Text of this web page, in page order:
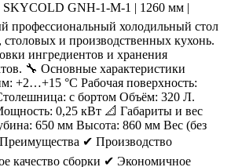
GNH-1-M-1 | 1260 мм |
профессиональный холодильный стол
столовых и производственных кухонь.
ингредиентов и хранения
🔧 Основные характеристики
+2…+15 °C Рабочая поверхность:
c бортом Объём: 320 Л.
0,25 кВт 📐 Габариты и вес
650 мм Высота: 860 мм Вес (без
✔ Производство
качество сборки ✔ Экономичное